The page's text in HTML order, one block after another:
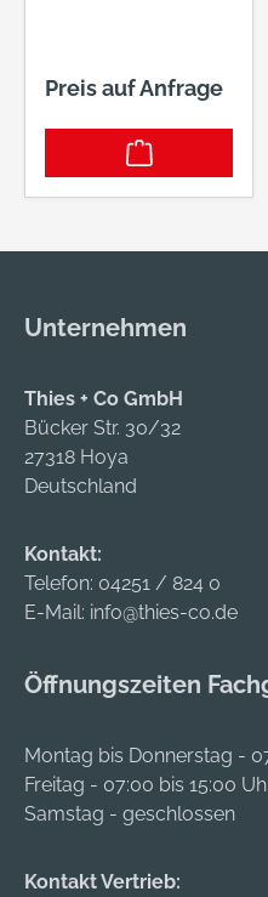
Preis auf Anfrage
Unternehmen
Thies + Co GmbH
Bücker Str. 30/32
27318 Hoya
Deutschland
Kontakt:
Telefon: 04251 / 824 0
E-Mail: info@thies-co.de
Öffnungszeiten
Montag bis Donnerstag -
Freitag - 07:00 bis 15:00
Samstag - geschlossen
Kontakt Vertrieb: